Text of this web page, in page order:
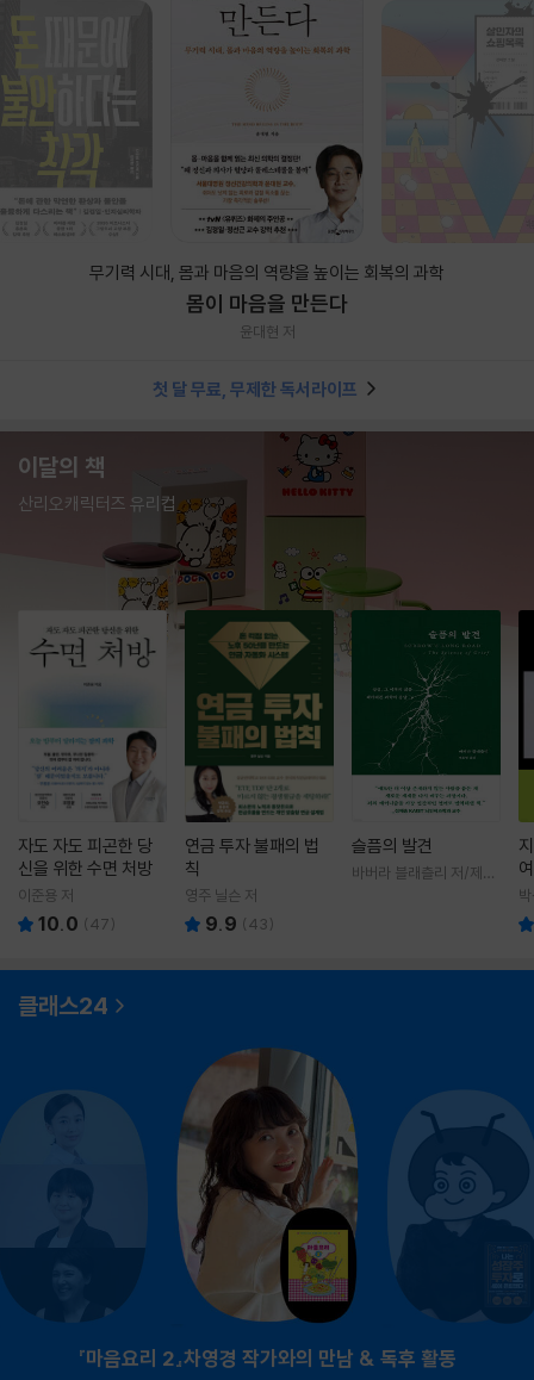
무기력 시대, 몸과 마음의 역량을 높이는 회복의 과학
몸이 마음을 만든다
윤대현 저
첫 달 무료, 무제한 독서라이프
이달의 책
산리오캐릭터즈 유리컵
자도 자도 피곤한 당
신을 위한 수면 처방
이준용 저
10.0 (47)
연금 투자 불패의 법
칙
영주 닐슨 저
9.9 (43)
슬픔의 발견
바버라 블래츨리 저/제효
클래스24
『마음요리 2』차영경 작가와의 만남 & 독후 활동